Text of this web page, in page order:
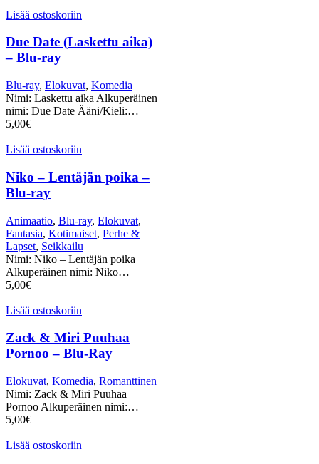
Lisää ostoskoriin
Due Date (Laskettu aika)
– Blu-ray
Blu-ray, Elokuvat, Komedia
Nimi: Laskettu aika Alkuperäinen
nimi: Due Date Ääni/Kieli:…
5,00€
Lisää ostoskoriin
Niko – Lentäjän poika –
Blu-ray
Animaatio, Blu-ray, Elokuvat,
Fantasia, Kotimaiset, Perhe &
Lapset, Seikkailu
Nimi: Niko – Lentäjän poika
Alkuperäinen nimi: Niko…
5,00€
Lisää ostoskoriin
Zack & Miri Puuhaa
Pornoo – Blu-Ray
Elokuvat, Komedia, Romanttinen
Nimi: Zack & Miri Puuhaa
Pornoo Alkuperäinen nimi:…
5,00€
Lisää ostoskoriin